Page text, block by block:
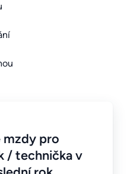
pro
/ technička v